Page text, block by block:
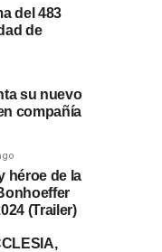
del 483
de
su nuevo
compañía
héroe de la
(Trailer)